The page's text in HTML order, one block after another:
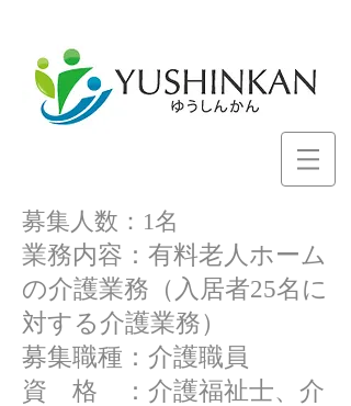
募集人数：1名
業務内容：有料老人ホーム
の介護業務（入居者25名に
対する介護業務）
募集職種：介護職員
資 格 ：介護福祉士、介